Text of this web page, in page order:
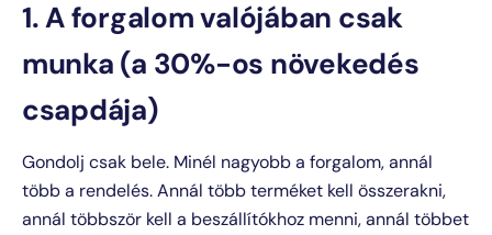
1. A forgalom valójában csak
munka (a 30%-os növekedés
csapdája)
Gondolj csak bele. Minél nagyobb a forgalom, annál
több a rendelés. Annál több terméket kell összerakni,
annál többször kell a beszállítókhoz menni, annál többet